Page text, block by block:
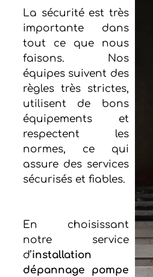
La sécurité est très
importante dans
tout ce que nous
faisons. Nos
équipes suivent des
règles très strictes,
utilisent de bons
équipements et
respectent les
normes, ce qui
assure des services
sécurisés et fiables.
En choisissant
notre service
d’installation
dépannage pompe